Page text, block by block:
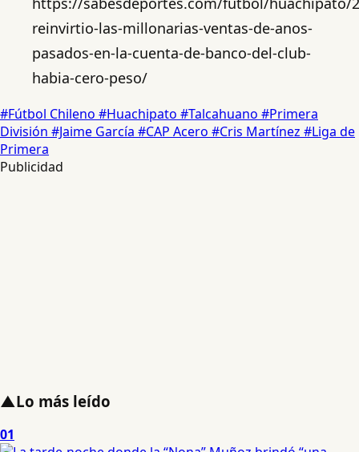
reinvirtio-las-millonarias-ventas-de-anos-
pasados-en-la-cuenta-de-banco-del-club-
habia-cero-peso/
#Fútbol Chileno #Huachipato #Talcahuano #Primera
División #Jaime García #CAP Acero #Cris Martínez #Liga de
Primera
Publicidad
▲Lo más leído
01